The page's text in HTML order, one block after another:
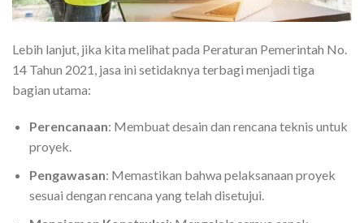
Lebih lanjut, jika kita melihat pada Peraturan Pemerintah No.
14 Tahun 2021, jasa ini setidaknya terbagi menjadi tiga
bagian utama:
Perencanaan: Membuat desain dan rencana teknis untuk
proyek.
Pengawasan: Memastikan bahwa pelaksanaan proyek
sesuai dengan rencana yang telah disetujui.